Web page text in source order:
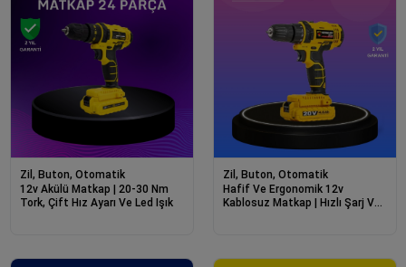
Zil, Buton, Otomatik
12v Akülü Matkap | 20-30 Nm
Tork, Çift Hız Ayarı Ve Led Işık
Zil, Buton, Otomatik
Hafif Ve Ergonomik 12v
Kablosuz Matkap | Hızlı Şarj Ve